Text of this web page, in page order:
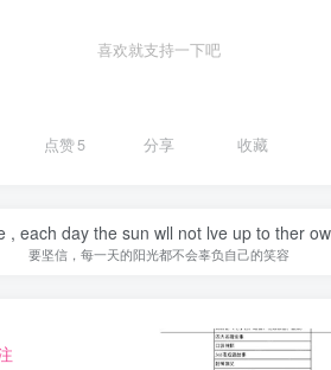
喜欢就支持一下吧
点赞5 分享 收藏
, each day the sun wll not lve up to ther
要坚信，每一天的阳光都不会辜负自己的笑容